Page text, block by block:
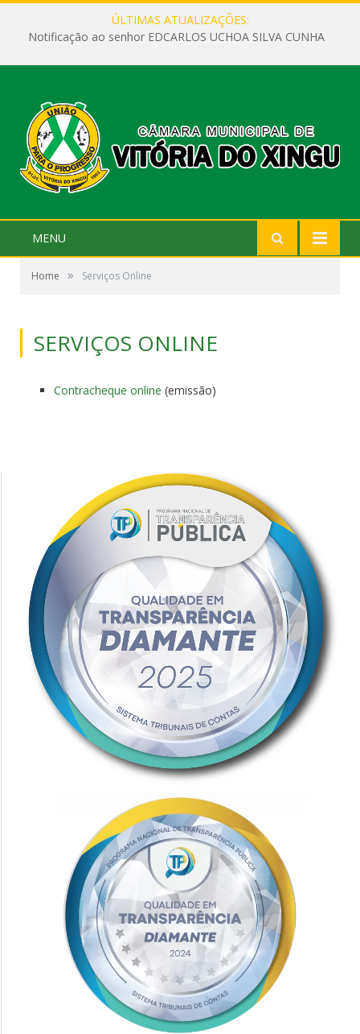
ÚLTIMAS ATUALIZAÇÕES:
Notificação ao senhor EDCARLOS UCHOA SILVA CUNHA
MENU
Home » Serviços Online
SERVIÇOS ONLINE
Contracheque online (emissão)